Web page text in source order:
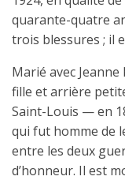
quarante-quatre
trois blessures ; il
Marié avec
fille et arrière
Saint-Louis — en
qui fut homme de
entre les deux
d’honneur. Il est